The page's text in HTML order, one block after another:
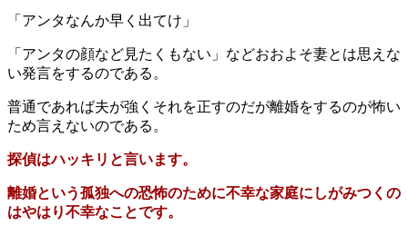
「アンタなんか早く出てけ」
「アンタの顔など見たくもない」などおおよそ妻とは思えな
い発言をするのである。
普通であれば夫が強くそれを正すのだが離婚をするのが怖い
ため言えないのである。
探偵はハッキリと言います。
離婚という孤独への恐怖のために不幸な家庭にしがみつくの
はやはり不幸なことです。